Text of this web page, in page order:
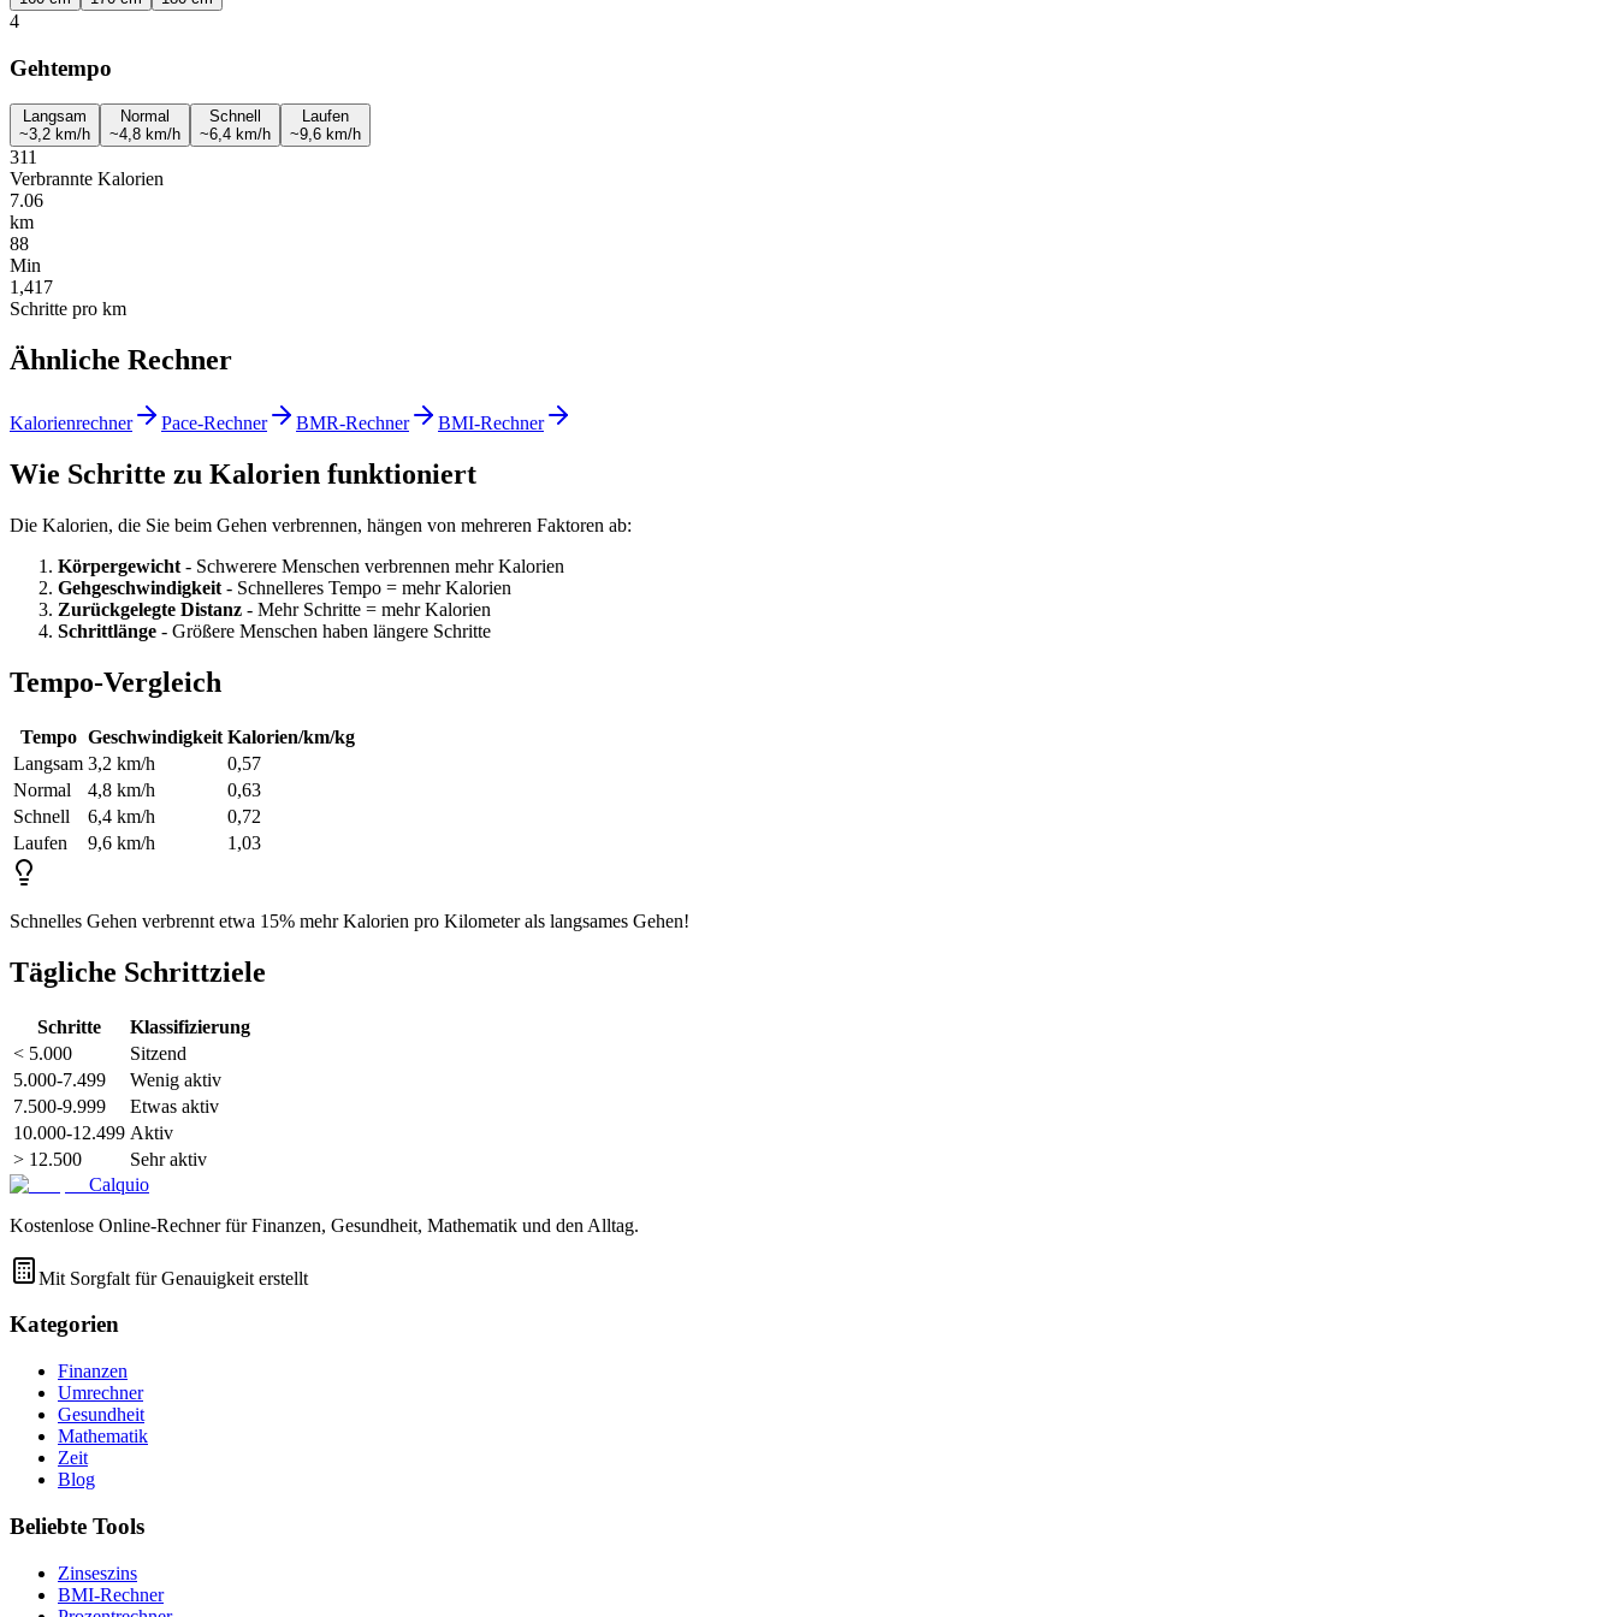
4
Gehtempo
Langsam
~3,2 km/h
Normal
~4,8 km/h
Schnell
~6,4 km/h
Laufen
~9,6 km/h
311
Verbrannte Kalorien
7.06
km
88
Min
1,417
Schritte pro km
Ähnliche Rechner
Kalorienrechner Pace-Rechner BMR-Rechner BMI-Rechner
Wie Schritte zu Kalorien funktioniert
Die Kalorien, die Sie beim Gehen verbrennen, hängen von mehreren Faktoren ab:
Körpergewicht - Schwerere Menschen verbrennen mehr Kalorien
Gehgeschwindigkeit - Schnelleres Tempo = mehr Kalorien
Zurückgelegte Distanz - Mehr Schritte = mehr Kalorien
Schrittlänge - Größere Menschen haben längere Schritte
Tempo-Vergleich
Tempo Geschwindigkeit Kalorien/km/kg
Langsam 3,2 km/h
0,57
Normal
4,8 km/h
0,63
Schnell
6,4 km/h
0,72
Laufen
9,6 km/h 1,03
Schnelles Gehen verbrennt etwa 15% mehr Kalorien pro Kilometer als langsames Gehen!
Tägliche Schrittziele
Schritte
Klassifizierung
< 5.000
Sitzend
5.000-7.499
Wenig aktiv
7.500-9.999
Etwas aktiv
10.000-12.499 Aktiv
> 12.500
Sehr aktiv
Calquio
Kostenlose Online-Rechner für Finanzen, Gesundheit, Mathematik und den Alltag.
Mit Sorgfalt für Genauigkeit erstellt
Kategorien
Finanzen
Umrechner
Gesundheit
Mathematik
Zeit
Blog
Beliebte Tools
Zinseszins
BMI-Rechner